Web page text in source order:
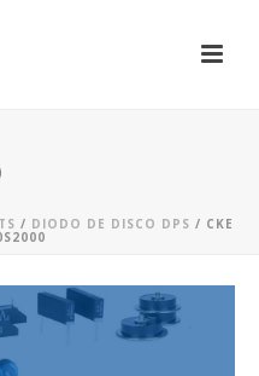
/ DIODO DE DISCO DPS / CKE